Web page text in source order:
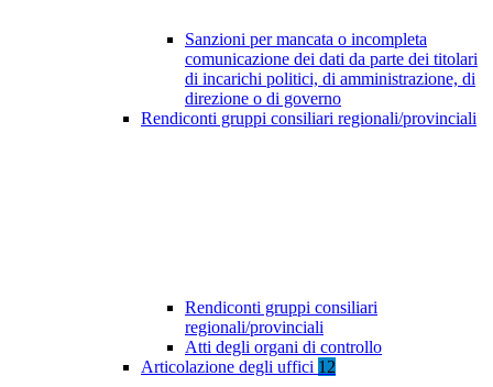
Sanzioni per mancata o incompleta
comunicazione dei dati da parte dei titolari
di incarichi politici, di amministrazione, di
direzione o di governo
Rendiconti gruppi consiliari regionali/provinciali
Rendiconti gruppi consiliari
regionali/provinciali
Atti degli organi di controllo
Articolazione degli uffici 12